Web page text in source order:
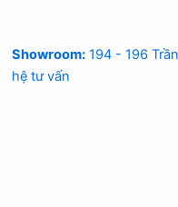
Showroom: 194 - 196
hệ tư vấn